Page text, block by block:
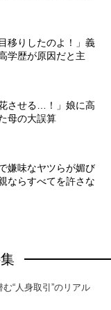
移りしたのよ！」義
学歴が原因だと主
させる…！」娘に高
母の大誤算
嫌味なヤツらが媚び
ならすべてを許さな
“人身取引”のリアル